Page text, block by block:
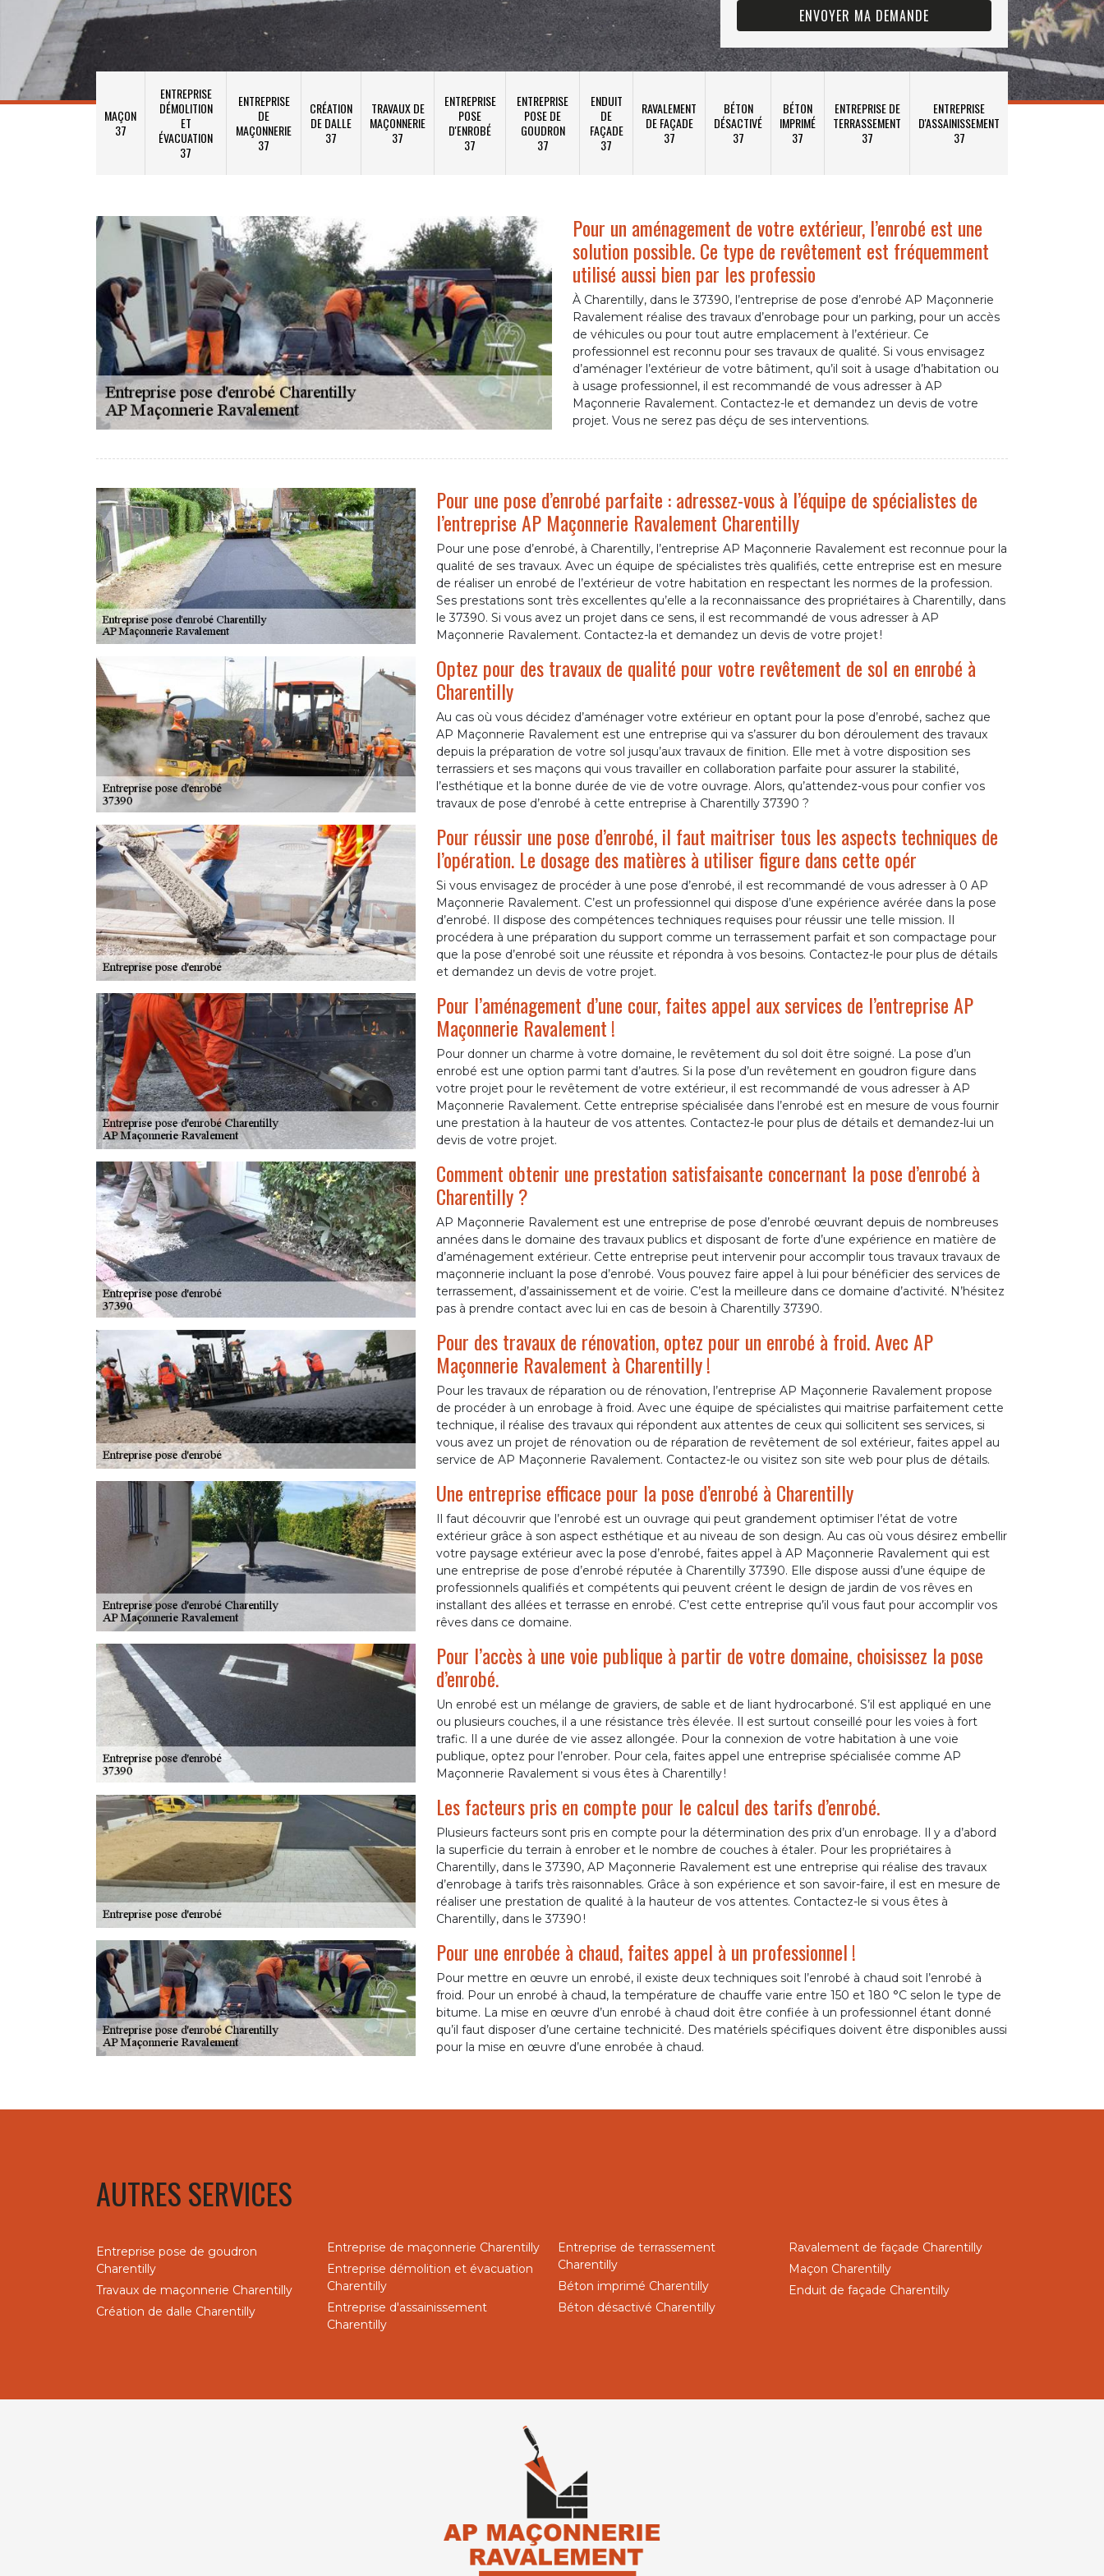
MAÇON
37
ENTREPRISE
DÉMOLITION
ET
ÉVACUATION
37
ENTREPRISE
DE
MAÇONNERIE
37
CRÉATION
DE DALLE
37
TRAVAUX DE
MAÇONNERIE
37
ENTREPRISE
POSE
D'ENROBÉ
37
ENTREPRISE
POSE DE
GOUDRON
37
ENDUIT
DE
FAÇADE
37
RAVALEMENT
DE FAÇADE
37
BÉTON
DÉSACTIVÉ
37
BÉTON
IMPRIMÉ
37
ENTREPRISE DE
TERRASSEMENT
37
ENTREPRISE
D'ASSAINISSEMENT
37
Pour un aménagement de votre extérieur, l’enrobé est une
solution possible. Ce type de revêtement est fréquemment
utilisé aussi bien par les professio
À Charentilly, dans le 37390, l’entreprise de pose d’enrobé AP Maçonnerie
Ravalement réalise des travaux d’enrobage pour un parking, pour un accès
de véhicules ou pour tout autre emplacement à l’extérieur. Ce
professionnel est reconnu pour ses travaux de qualité. Si vous envisagez
d’aménager l’extérieur de votre bâtiment, qu’il soit à usage d’habitation ou
à usage professionnel, il est recommandé de vous adresser à AP
Maçonnerie Ravalement. Contactez-le et demandez un devis de votre
projet. Vous ne serez pas déçu de ses interventions.
Pour une pose d’enrobé parfaite : adressez-vous à l’équipe de spécialistes de
l’entreprise AP Maçonnerie Ravalement Charentilly
Pour une pose d’enrobé, à Charentilly, l’entreprise AP Maçonnerie Ravalement est reconnue pour la
qualité de ses travaux. Avec un équipe de spécialistes très qualifiés, cette entreprise est en mesure
de réaliser un enrobé de l’extérieur de votre habitation en respectant les normes de la profession.
Ses prestations sont très excellentes qu’elle a la reconnaissance des propriétaires à Charentilly, dans
le 37390. Si vous avez un projet dans ce sens, il est recommandé de vous adresser à AP
Maçonnerie Ravalement. Contactez-la et demandez un devis de votre projet !
Optez pour des travaux de qualité pour votre revêtement de sol en enrobé à
Charentilly
Au cas où vous décidez d’aménager votre extérieur en optant pour la pose d’enrobé, sachez que
AP Maçonnerie Ravalement est une entreprise qui va s’assurer du bon déroulement des travaux
depuis la préparation de votre sol jusqu’aux travaux de finition. Elle met à votre disposition ses
terrassiers et ses maçons qui vous travailler en collaboration parfaite pour assurer la stabilité,
l’esthétique et la bonne durée de vie de votre ouvrage. Alors, qu’attendez-vous pour confier vos
travaux de pose d’enrobé à cette entreprise à Charentilly 37390 ?
Pour réussir une pose d’enrobé, il faut maitriser tous les aspects techniques de
l’opération. Le dosage des matières à utiliser figure dans cette opér
Si vous envisagez de procéder à une pose d’enrobé, il est recommandé de vous adresser à 0 AP
Maçonnerie Ravalement. C’est un professionnel qui dispose d’une expérience avérée dans la pose
d’enrobé. Il dispose des compétences techniques requises pour réussir une telle mission. Il
procédera à une préparation du support comme un terrassement parfait et son compactage pour
que la pose d’enrobé soit une réussite et répondra à vos besoins. Contactez-le pour plus de détails
et demandez un devis de votre projet.
Pour l’aménagement d’une cour, faites appel aux services de l’entreprise AP
Maçonnerie Ravalement !
Pour donner un charme à votre domaine, le revêtement du sol doit être soigné. La pose d’un
enrobé est une option parmi tant d’autres. Si la pose d’un revêtement en goudron figure dans
votre projet pour le revêtement de votre extérieur, il est recommandé de vous adresser à AP
Maçonnerie Ravalement. Cette entreprise spécialisée dans l’enrobé est en mesure de vous fournir
une prestation à la hauteur de vos attentes. Contactez-le pour plus de détails et demandez-lui un
devis de votre projet.
Comment obtenir une prestation satisfaisante concernant la pose d’enrobé à
Charentilly ?
AP Maçonnerie Ravalement est une entreprise de pose d’enrobé œuvrant depuis de nombreuses
années dans le domaine des travaux publics et disposant de forte d’une expérience en matière de
d’aménagement extérieur. Cette entreprise peut intervenir pour accomplir tous travaux travaux de
maçonnerie incluant la pose d’enrobé. Vous pouvez faire appel à lui pour bénéficier des services de
terrassement, d’assainissement et de voirie. C’est la meilleure dans ce domaine d’activité. N’hésitez
pas à prendre contact avec lui en cas de besoin à Charentilly 37390.
Pour des travaux de rénovation, optez pour un enrobé à froid. Avec AP
Maçonnerie Ravalement à Charentilly !
Pour les travaux de réparation ou de rénovation, l’entreprise AP Maçonnerie Ravalement propose
de procéder à un enrobage à froid. Avec une équipe de spécialistes qui maitrise parfaitement cette
technique, il réalise des travaux qui répondent aux attentes de ceux qui sollicitent ses services, si
vous avez un projet de rénovation ou de réparation de revêtement de sol extérieur, faites appel au
service de AP Maçonnerie Ravalement. Contactez-le ou visitez son site web pour plus de détails.
Une entreprise efficace pour la pose d’enrobé à Charentilly
Il faut découvrir que l’enrobé est un ouvrage qui peut grandement optimiser l’état de votre
extérieur grâce à son aspect esthétique et au niveau de son design. Au cas où vous désirez embellir
votre paysage extérieur avec la pose d’enrobé, faites appel à AP Maçonnerie Ravalement qui est
une entreprise de pose d’enrobé réputée à Charentilly 37390. Elle dispose aussi d’une équipe de
professionnels qualifiés et compétents qui peuvent créent le design de jardin de vos rêves en
installant des allées et terrasse en enrobé. C’est cette entreprise qu’il vous faut pour accomplir vos
rêves dans ce domaine.
Pour l’accès à une voie publique à partir de votre domaine, choisissez la pose
d’enrobé.
Un enrobé est un mélange de graviers, de sable et de liant hydrocarboné. S’il est appliqué en une
ou plusieurs couches, il a une résistance très élevée. Il est surtout conseillé pour les voies à fort
trafic. Il a une durée de vie assez allongée. Pour la connexion de votre habitation à une voie
publique, optez pour l’enrober. Pour cela, faites appel une entreprise spécialisée comme AP
Maçonnerie Ravalement si vous êtes à Charentilly !
Les facteurs pris en compte pour le calcul des tarifs d’enrobé.
Plusieurs facteurs sont pris en compte pour la détermination des prix d’un enrobage. Il y a d’abord
la superficie du terrain à enrober et le nombre de couches à étaler. Pour les propriétaires à
Charentilly, dans le 37390, AP Maçonnerie Ravalement est une entreprise qui réalise des travaux
d’enrobage à tarifs très raisonnables. Grâce à son expérience et son savoir-faire, il est en mesure de
réaliser une prestation de qualité à la hauteur de vos attentes. Contactez-le si vous êtes à
Charentilly, dans le 37390 !
Pour une enrobée à chaud, faites appel à un professionnel !
Pour mettre en œuvre un enrobé, il existe deux techniques soit l’enrobé à chaud soit l’enrobé à
froid. Pour un enrobé à chaud, la température de chauffe varie entre 150 et 180 °C selon le type de
bitume. La mise en œuvre d’un enrobé à chaud doit être confiée à un professionnel étant donné
qu’il faut disposer d’une certaine technicité. Des matériels spécifiques doivent être disponibles aussi
pour la mise en œuvre d’une enrobée à chaud.
AUTRES SERVICES
Entreprise pose de goudron
Charentilly
Travaux de maçonnerie Charentilly
Création de dalle Charentilly
Entreprise de maçonnerie Charentilly
Entreprise démolition et évacuation
Charentilly
Entreprise d'assainissement
Charentilly
Entreprise de terrassement
Charentilly
Béton imprimé Charentilly
Béton désactivé Charentilly
Ravalement de façade Charentilly
Maçon Charentilly
Enduit de façade Charentilly